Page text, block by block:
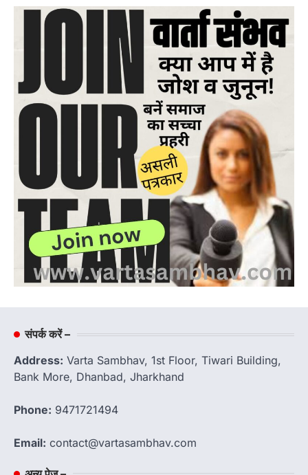
संपर्क करें –
Address: Varta Sambhav, 1st Floor, Tiwari Building,
Bank More, Dhanbad, Jharkhand
Phone: 9471721494
Email: contact@vartasambhav.com